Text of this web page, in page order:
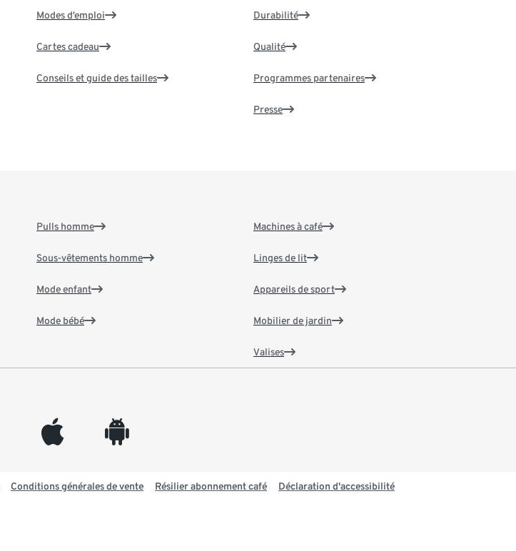
Modes d’emploi
Cartes cadeau
Conseils et guide des tailles
Durabilité
Qualité
Programmes partenaires
Presse
Pulls homme
Sous-vêtements homme
Mode enfant
Mode bébé
Machines à café
Linges de lit
Appareils de sport
Mobilier de jardin
Valises
appleinc android
Conditions générales de vente Résilier abonnement café Déclaration d'accessibilité